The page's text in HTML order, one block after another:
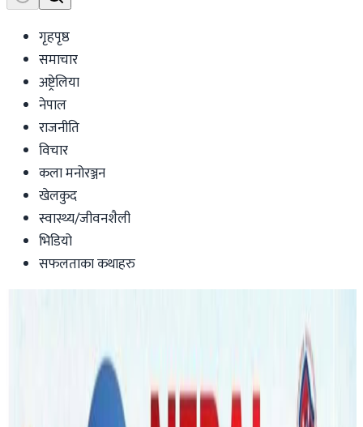
गृहपृष्ठ
समाचार
अष्ट्रेलिया
नेपाल
राजनीति
विचार
कला मनोरञ्जन
खेलकुद
स्वास्थ्य/जीवनशैली
भिडियो
सफलताका कथाहरु
अष्ट्रेलियामा टिकटक प्रतिबन्धको चर्चा